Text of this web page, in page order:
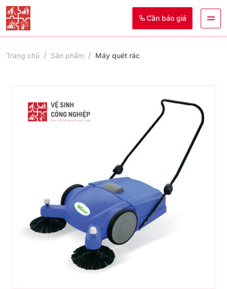
Cần báo giá
Trang chủ Sản phẩm Máy quét rác